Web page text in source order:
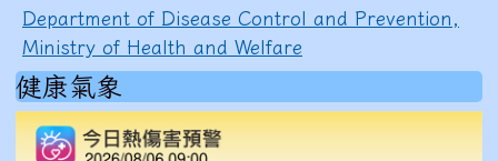
Department of Disease Control and Prevention,
Ministry of Health and Welfare
健康氣象